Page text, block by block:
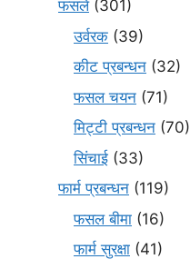
फसलें(301)
उर्वरक (39)
कीट प्रबन्धन (32)
फसल चयन (71)
मि‌ट्टी प्रबन्धन (70)
सिंचाई (33)
फार्म प्रबन्धन (119)
फसल बीमा (16)
फार्म सुरक्षा (41)